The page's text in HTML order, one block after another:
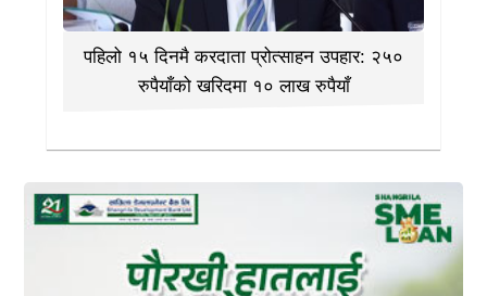
पहिलो १५ दिनमै करदाता प्रोत्साहन उपहार: २५०
रुपैयाँको खरिदमा १० लाख रुपैयाँ